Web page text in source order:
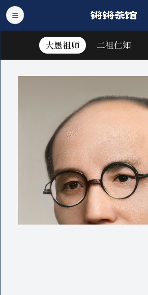
大愚祖师 二祖仁知